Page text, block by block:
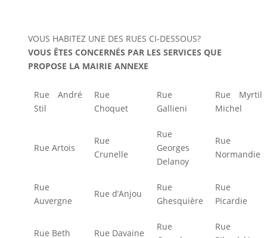
VOUS HABITEZ UNE DES RUES CI-DESSOUS?
VOUS ÊTES CONCERNÉS PAR LES SERVICES QUE
PROPOSE LA MAIRIE ANNEXE
Rue André
Stil
Rue
Choquet
Rue
Gallieni
Rue Myrtil
Michel
Rue Artois
Rue
Crunelle
Rue
Georges
Delanoy
Rue
Normandie
Rue
Auvergne
Rue d’Anjou
Rue
Ghesquière
Rue
Picardie
Rue Beth Rue Davaine
Rue
Rue